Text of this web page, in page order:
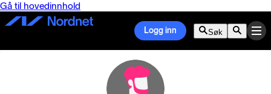
Gå til hovedinnhold
Logg inn Søk